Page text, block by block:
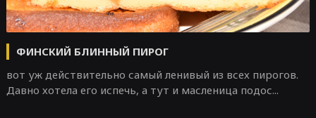
ФИНСКИЙ БЛИННЫЙ ПИРОГ
вот уж действительно самый ленивый из всех пирогов.
Давно хотела его испечь, а тут и масленица подос...